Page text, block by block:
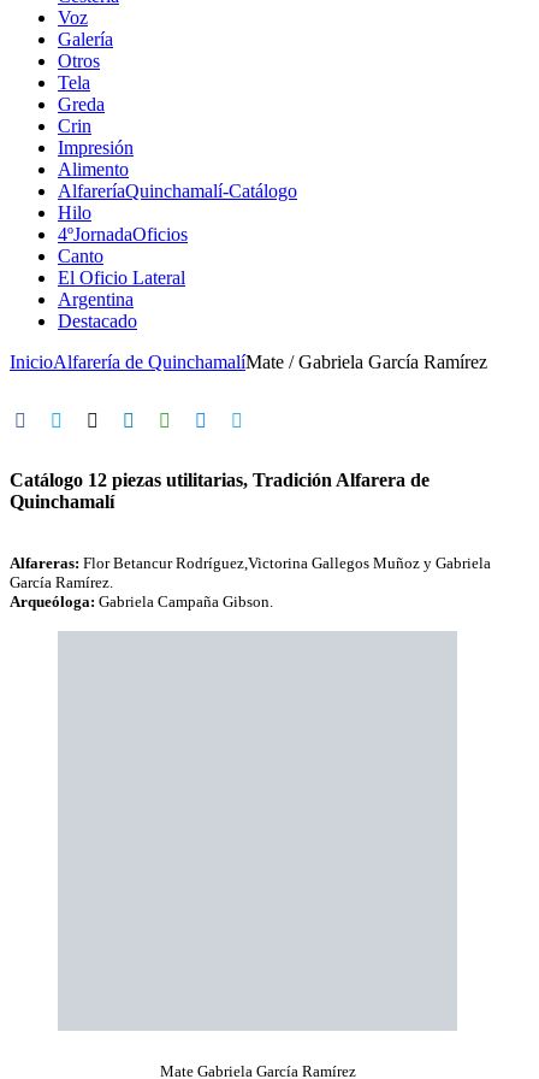
Voz
Galería
Otros
Tela
Greda
Crin
Impresión
Alimento
AlfareríaQuinchamalí-Catálogo
Hilo
4ºJornadaOficios
Canto
El Oficio Lateral
Argentina
Destacado
InicioAlfarería de QuinchamalíMate / Gabriela García Ramírez
Catálogo 12 piezas utilitarias, Tradición Alfarera de
Quinchamalí
Alfareras: Flor Betancur Rodríguez,Victorina Gallegos Muñoz y Gabriela
García Ramírez.
Arqueóloga: Gabriela Campaña Gibson.
Mate Gabriela García Ramírez